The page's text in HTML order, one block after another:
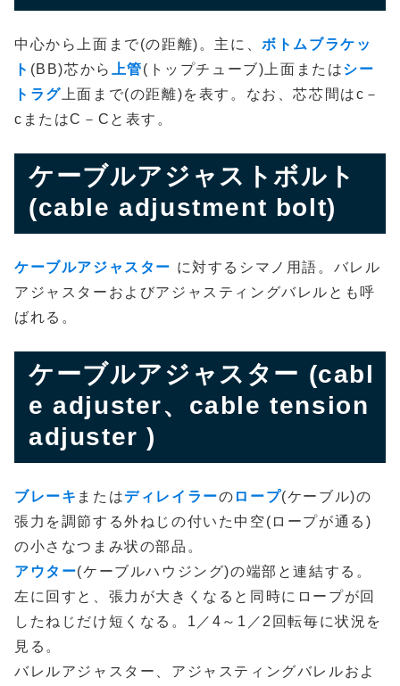
中心から上面まで(の距離)。主に、ボトムブラケッ
ト (BB)芯から 上管(トップチューブ)上面またはシー
トラグ 上面まで(の距離)を表す。なお、芯芯間はc－
cまたはC－Cと表す。
ケーブルアジャストボルト
(cable adjustment bolt)
ケーブルアジャスター に対するシマノ用語。バレル
アジャスターおよびアジャスティングバレルとも呼
ばれる。
ケーブルアジャスター (cabl
e adjuster、cable tension
adjuster )
ブレーキ またはディレイラーの ロープ(ケーブル)の
張力を調節する外ねじの付いた中空(ロープが通る)
の小さなつまみ状の部品。
アウター(ケーブルハウジング)の端部と連結する。
左に回すと、張力が大きくなると同時にロープが回
したねじだけ短くなる。1／4～1／2回転毎に状況を
見る。
バレルアジャスター、アジャスティングバレルおよ